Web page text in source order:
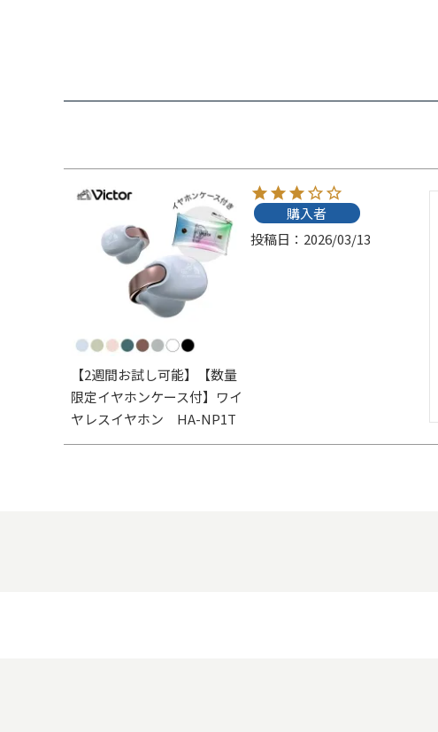
【2週間お試し可能】【数量
限定イヤホンケース付】ワイ
ヤレスイヤホン HA-NP1T
購入者
投稿日
2026/03/13